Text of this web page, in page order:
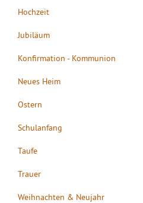
Hochzeit
Jubiläum
Konfirmation - Kommunion
Neues Heim
Ostern
Schulanfang
Taufe
Trauer
Weihnachten & Neujahr